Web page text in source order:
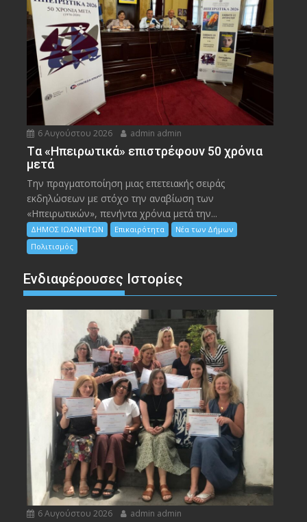
6 Αυγούστου 2026 admin admin
Tα «Ηπειρωτικά» επιστρέφουν 50 χρόνια
μετά
Την πραγματοποίηση μιας επετειακής σειράς
εκδηλώσεων με στόχο την αναβίωση των
«Ηπειρωτικών», πενήντα χρόνια μετά την...
ΔΗΜΟΣ ΙΩΑΝΝΙΤΩΝ Επικαιρότητα
Νέα των Δήμων
Πολιτισμός
Ενδιαφέρουσες Ιστορίες
6 Αυγούστου 2026 admin admin